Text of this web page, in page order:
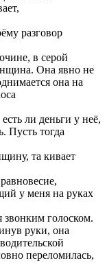
разговор
в серой
Она явно не
она на
ли деньги у неё,
Пусть тогда
та кивает
у меня на руках
голоском.
руки, она
переломилась,